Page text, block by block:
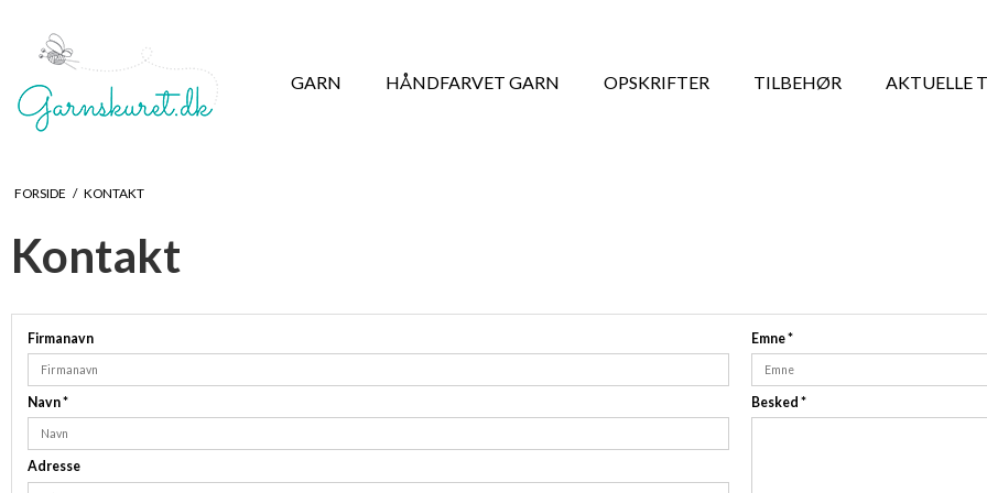
GARN HÅNDFARVET GARN OPSKRIFTER TILBEHØR AKTUELLE
FORSIDE / KONTAKT
Kontakt
Firmanavn
Navn*
Adresse
Emne*
Besked *